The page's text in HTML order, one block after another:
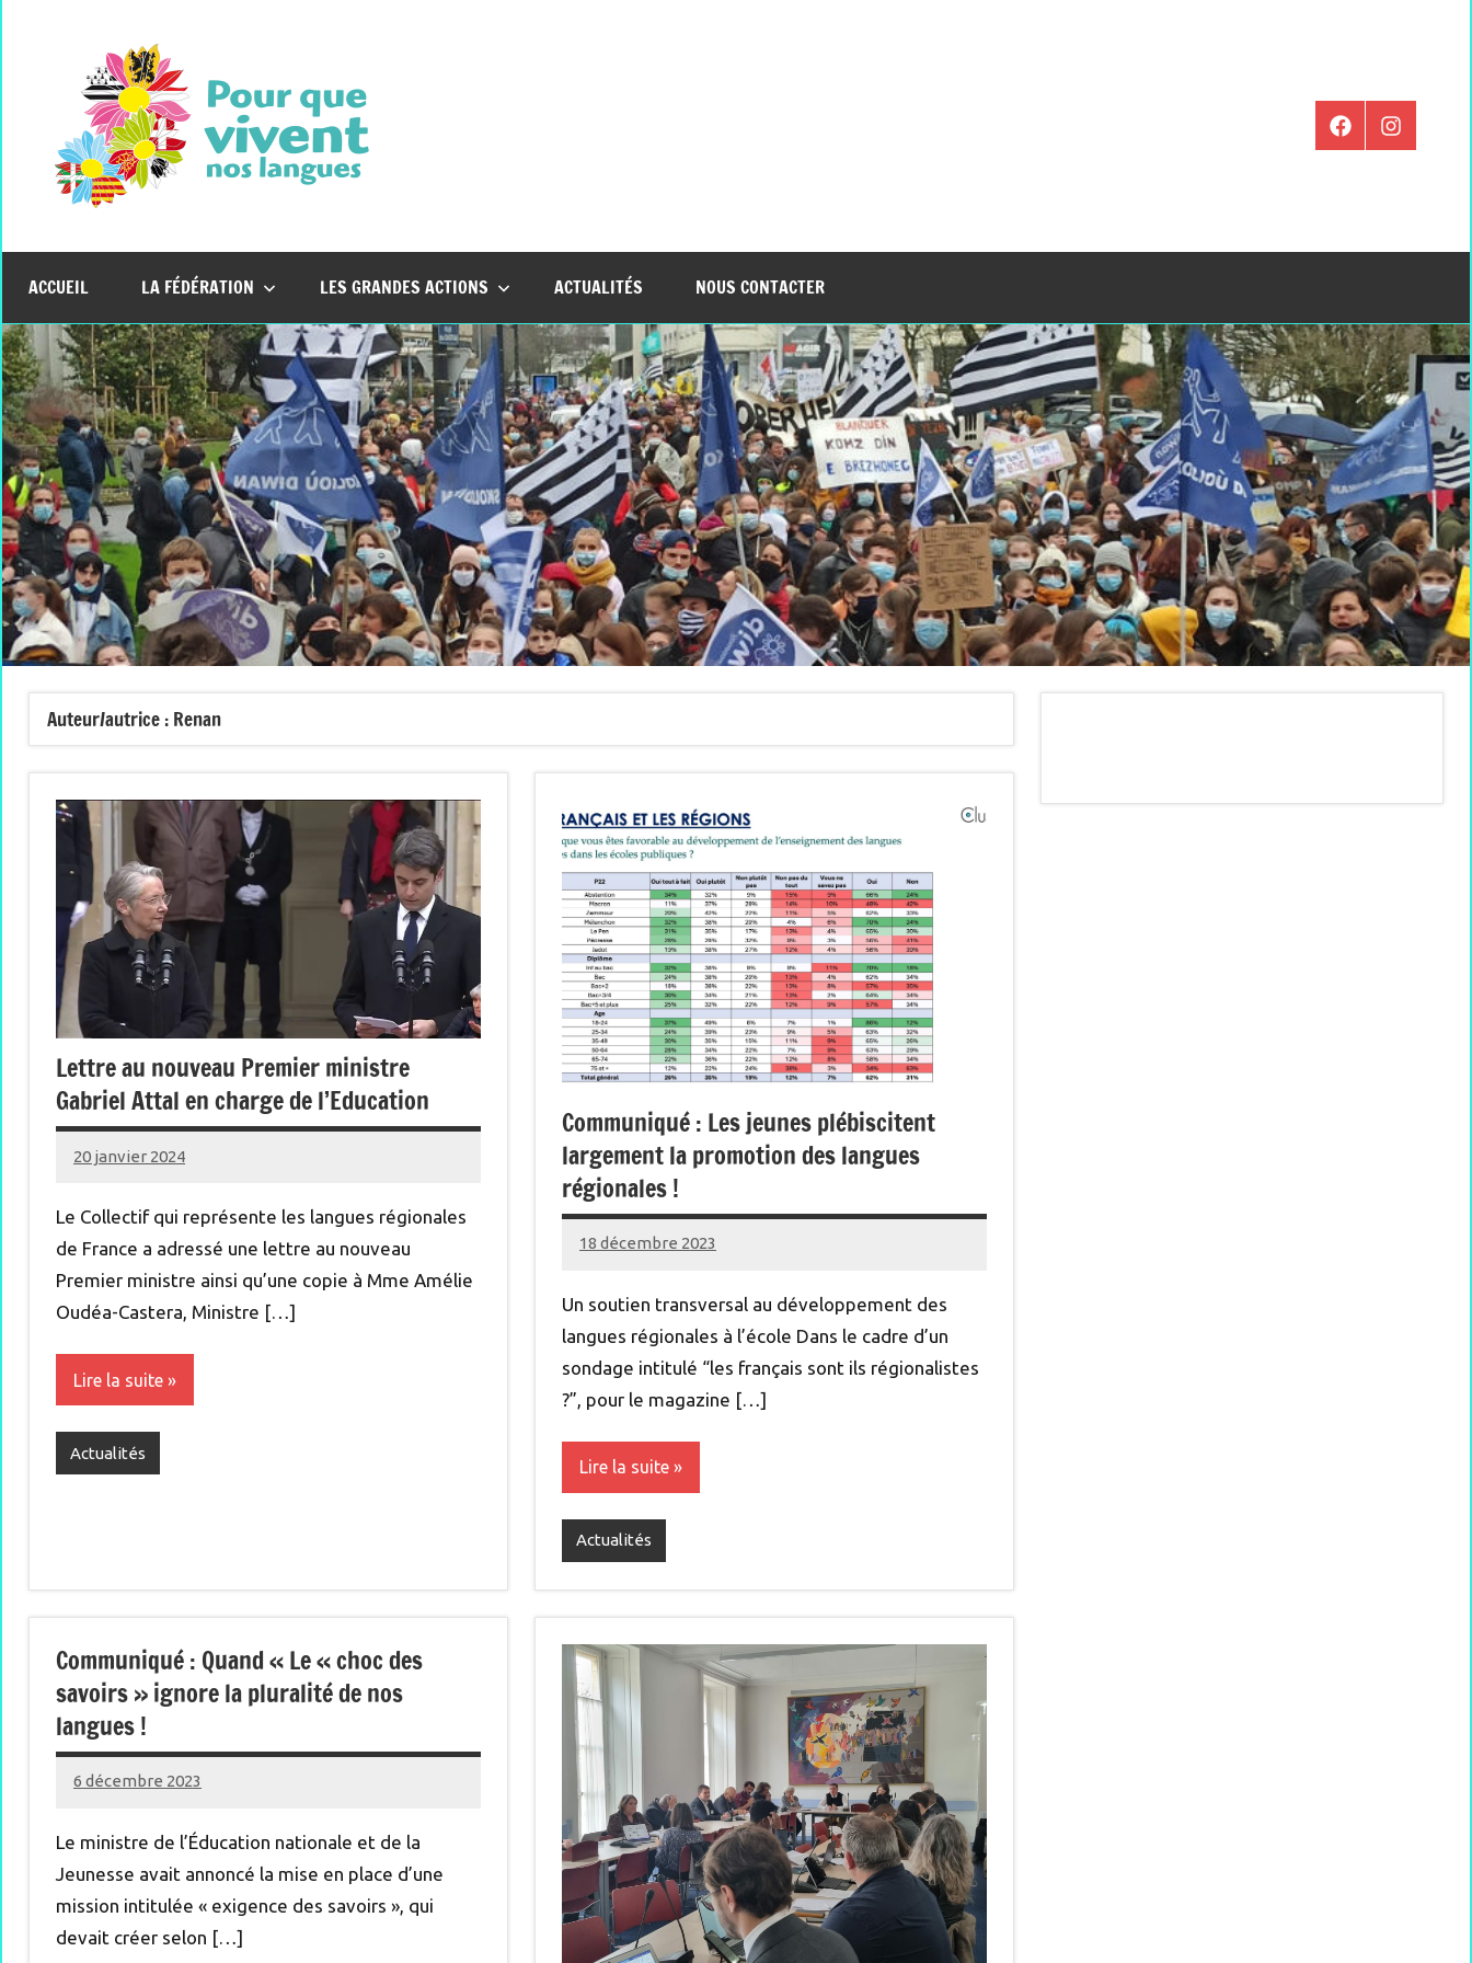
Vivent
Nos
Langues
ÉlémentInstagram
ACCUEIL LA FÉDÉRATION LES GRANDES ACTIONS ACTUALITÉS NOUS CONTACTER
Auteur/autrice : Renan
Lettre au nouveau Premier ministre
Gabriel Attal en charge de l’Education
20 janvier 2024
Renan
Le Collectif qui représente les langues régionales
de France a adressé une lettre au nouveau
Premier ministre ainsi qu’une copie à Mme Amélie
Oudéa-Castera, Ministre […]
Lire la suite
Actualités
Communiqué : Les jeunes plébiscitent
largement la promotion des langues
régionales !
18 décembre 2023
Renan
Un soutien transversal au développement des
langues régionales à l’école Dans le cadre d’un
sondage intitulé “les français sont ils régionalistes
?”, pour le magazine […]
Lire la suite
Actualités
Communiqué : Quand « Le « choc des
savoirs » ignore la pluralité de nos
langues !
6 décembre 2023
Le ministre de l’Éducation nationale et de la
Jeunesse avait annoncé la mise en place d’une
mission intitulée « exigence des savoirs », qui
devait créer selon […]